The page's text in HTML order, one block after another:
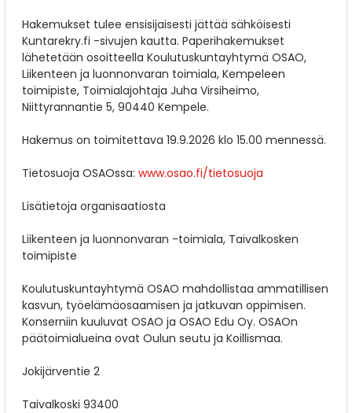
Hakemukset tulee ensisijaisesti jättää sähköisesti
Kuntarekry.fi -sivujen kautta. Paperihakemukset
lähetetään osoitteella Koulutuskuntayhtymä OSAO,
Liikenteen ja luonnonvaran toimiala, Kempeleen
toimipiste, Toimialajohtaja Juha Virsiheimo,
Niittyrannantie 5, 90440 Kempele.
Hakemus on toimitettava 19.9.2026 klo 15.00 mennessä.
Tietosuoja OSAOssa: www.osao.fi/tietosuoja
Lisätietoja organisaatiosta
Liikenteen ja luonnonvaran -toimiala, Taivalkosken
toimipiste
Koulutuskuntayhtymä OSAO mahdollistaa ammatillisen
kasvun, työelämäosaamisen ja jatkuvan oppimisen.
Konserniin kuuluvat OSAO ja OSAO Edu Oy. OSAOn
päätoimialueina ovat Oulun seutu ja Koillismaa.
Jokijärventie 2
Taivalkoski 93400